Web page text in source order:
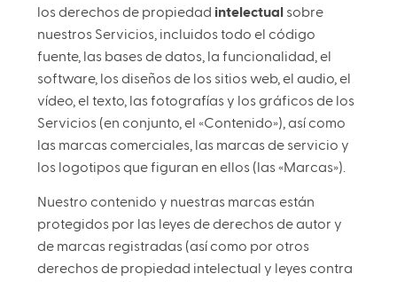
los derechos de propiedad intelectual sobre
nuestros Servicios, incluidos todo el código
fuente, las bases de datos, la funcionalidad, el
software, los diseños de los sitios web, el audio, el
vídeo, el texto, las fotografías y los gráficos de los
Servicios (en conjunto, el «Contenido»), así como
las marcas comerciales, las marcas de servicio y
los logotipos que figuran en ellos (las «Marcas»).
Nuestro contenido y nuestras marcas están
protegidos por las leyes de derechos de autor y
de marcas registradas (así como por otros
derechos de propiedad intelectual y leyes contra